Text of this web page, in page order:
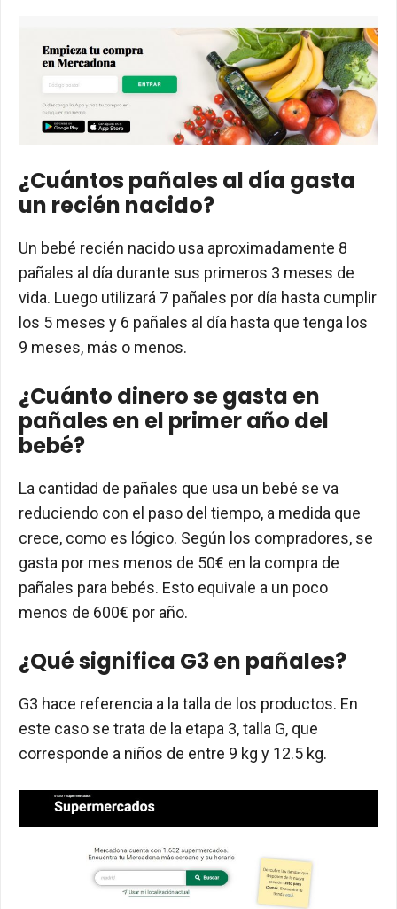
¿Cuántos pañales al día gasta
un recién nacido?
Un bebé recién nacido usa aproximadamente 8
pañales al día durante sus primeros 3 meses de
vida. Luego utilizará 7 pañales por día hasta cumplir
los 5 meses y 6 pañales al día hasta que tenga los
9 meses, más o menos.
¿Cuánto dinero se gasta en
pañales en el primer año del
bebé?
La cantidad de pañales que usa un bebé se va
reduciendo con el paso del tiempo, a medida que
crece, como es lógico. Según los compradores, se
gasta por mes menos de 50€ en la compra de
pañales para bebés. Esto equivale a un poco
menos de 600€ por año.
¿Qué significa G3 en pañales?
G3 hace referencia a la talla de los productos. En
este caso se trata de la etapa 3, talla G, que
corresponde a niños de entre 9 kg y 12.5 kg.